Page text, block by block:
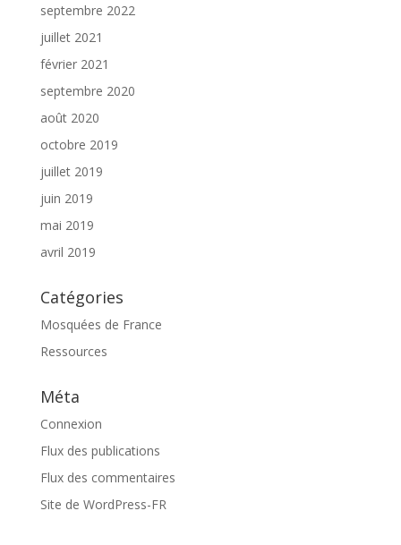
septembre 2022
juillet 2021
février 2021
septembre 2020
août 2020
octobre 2019
juillet 2019
juin 2019
mai 2019
avril 2019
Catégories
Mosquées de France
Ressources
Méta
Connexion
Flux des publications
Flux des commentaires
Site de WordPress-FR